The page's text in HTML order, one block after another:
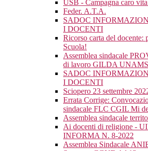
USB - Campagna caro
Feder. A.T.A.
SADOC
I DOCENTI
Ricorso carta del
Scuola!
Assemblea sindacale
di lavoro GILDA UNAMS
SADOC
I DOCENTI
Sciopero 23 settembre
Errata Corrige:
sindacale FLC CGIL Mi
Assemblea sindacale
Ai docenti di religione -
INFORMA N. 8-2022
Assemblea Sindacale